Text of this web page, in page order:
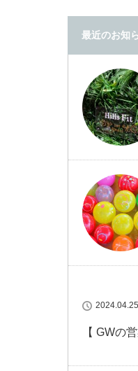
最近のお知
2024.04.25
【 GWの